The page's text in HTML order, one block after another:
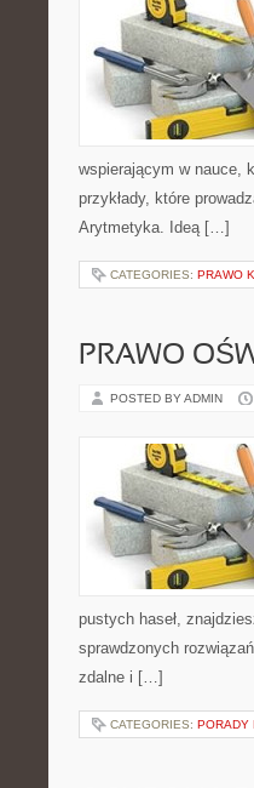
wspierającym w nauce,
przykłady, które
Arytmetyka. Ideą […]
CATEGORIES: PRAWO
PRAWO
POSTED BY ADMIN
pustych haseł,
sprawdzonych
zdalne i […]
CATEGORIES: PORADY